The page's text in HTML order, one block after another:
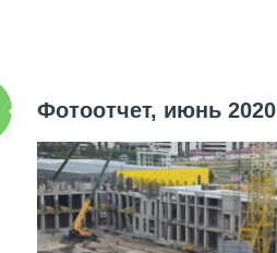
Фотоотчет, июнь 2020